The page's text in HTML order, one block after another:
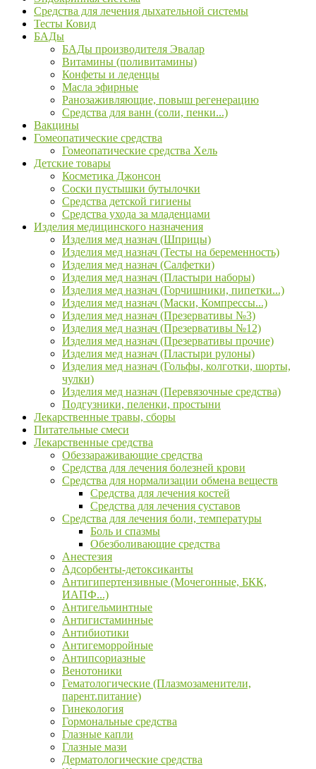
Средства для лечения дыхательной системы
Тесты Ковид
БАДы
БАДы производителя Эвалар
Витамины (поливитамины)
Конфеты и леденцы
Масла эфирные
Ранозаживляющие, повыш регенерацию
Средства для ванн (соли, пенки...)
Вакцины
Гомеопатические средства
Гомеопатические средства Хель
Детские товары
Косметика Джонсон
Соски пустышки бутылочки
Средства детской гигиены
Средства ухода за младенцами
Изделия медицинского назначения
Изделия мед назнач (Шприцы)
Изделия мед назнач (Тесты на беременность)
Изделия мед назнач (Салфетки)
Изделия мед назнач (Пластыри наборы)
Изделия мед назнач (Горчишники, пипетки...)
Изделия мед назнач (Маски, Компрессы...)
Изделия мед назнач (Презервативы №3)
Изделия мед назнач (Презервативы №12)
Изделия мед назнач (Презервативы прочие)
Изделия мед назнач (Пластыри рулоны)
Изделия мед назнач (Гольфы, колготки, шорты,
чулки)
Изделия мед назнач (Перевязочные средства)
Подгузники, пеленки, простыни
Лекарственные травы, сборы
Питательные смеси
Лекарственные средства
Обеззараживающие средства
Средства для лечения болезней крови
Средства для нормализации обмена веществ
Средства для лечения костей
Средства для лечения суставов
Средства для лечения боли, температуры
Боль и спазмы
Обезболивающие средства
Анестезия
Адсорбенты-детоксиканты
Антигипертензивные (Мочегонные, БКК,
ИАПФ...)
Антигельминтные
Антигистаминные
Антибиотики
Антигеморройные
Антипсориазные
Венотоники
Гематологические (Плазмозаменители,
парент.питание)
Гинекология
Гормональные средства
Глазные капли
Глазные мази
Дерматологические средства